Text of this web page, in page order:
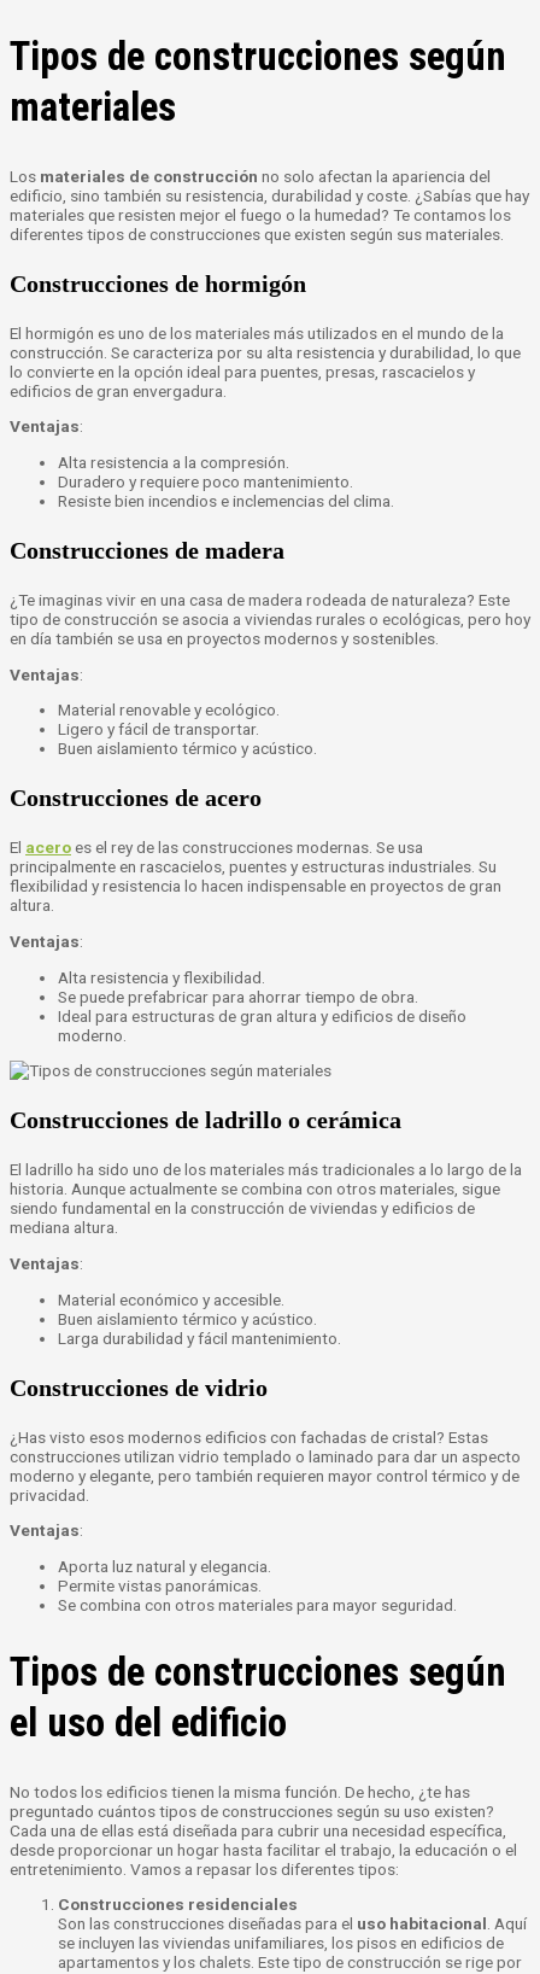
Tipos de construcciones según
materiales
Los materiales de construcción no solo afectan la apariencia del
edificio, sino también su resistencia, durabilidad y coste. ¿Sabías que hay
materiales que resisten mejor el fuego o la humedad? Te contamos los
diferentes tipos de construcciones que existen según sus materiales.
Construcciones de hormigón
El hormigón es uno de los materiales más utilizados en el mundo de la
construcción. Se caracteriza por su alta resistencia y durabilidad, lo que
lo convierte en la opción ideal para puentes, presas, rascacielos y
edificios de gran envergadura.
Ventajas:
Alta resistencia a la compresión.
Duradero y requiere poco mantenimiento.
Resiste bien incendios e inclemencias del clima.
Construcciones de madera
¿Te imaginas vivir en una casa de madera rodeada de naturaleza? Este
tipo de construcción se asocia a viviendas rurales o ecológicas, pero hoy
en día también se usa en proyectos modernos y sostenibles.
Ventajas:
Material renovable y ecológico.
Ligero y fácil de transportar.
Buen aislamiento térmico y acústico.
Construcciones de acero
El aceroes el rey de las construcciones modernas. Se usa
principalmente en rascacielos, puentes y estructuras industriales. Su
flexibilidad y resistencia lo hacen indispensable en proyectos de gran
altura.
Ventajas:
Alta resistencia y flexibilidad.
Se puede prefabricar para ahorrar tiempo de obra.
Ideal para estructuras de gran altura y edificios de diseño
moderno.
Construcciones de ladrillo o cerámica
El ladrillo ha sido uno de los materiales más tradicionales a lo largo de la
historia. Aunque actualmente se combina con otros materiales, sigue
siendo fundamental en la construcción de viviendas y edificios de
mediana altura.
Ventajas:
Material económico y accesible.
Buen aislamiento térmico y acústico.
Larga durabilidad y fácil mantenimiento.
Construcciones de vidrio
¿Has visto esos modernos edificios con fachadas de cristal? Estas
construcciones utilizan vidrio templado o laminado para dar un aspecto
moderno y elegante, pero también requieren mayor control térmico y de
privacidad.
Ventajas:
Aporta luz natural y elegancia.
Permite vistas panorámicas.
Se combina con otros materiales para mayor seguridad.
Tipos de construcciones según
el uso del edificio
No todos los edificios tienen la misma función. De hecho, ¿te has
preguntado cuántos tipos de construcciones según su uso existen?
Cada una de ellas está diseñada para cubrir una necesidad específica,
desde proporcionar un hogar hasta facilitar el trabajo, la educación o el
entretenimiento. Vamos a repasar los diferentes tipos:
Construcciones residenciales
Son las construcciones diseñadas para el uso habitacional. Aquí
se incluyen las viviendas unifamiliares, los pisos en edificios de
apartamentos y los chalets. Este tipo de construcción se rige por